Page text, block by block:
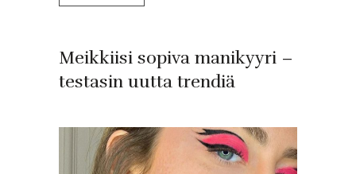
Meikkiisi sopiva manikyyri –
testasin uutta trendiä